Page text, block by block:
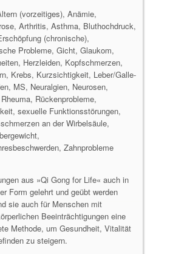
(vorzeitiges), Anämie,
Arthritis, Asthma, Bluthochdruck,
(chronische),
Probleme, Gicht, Glaukom,
Herzleiden, Kopfschmerzen,
Krebs, Kurzsichtigkeit, Leber/Galle-
MS, Neuralgien, Neurosen,
Rückenprobleme,
sexuelle Funktionsstörungen,
an der Wirbelsäule,
Zahnprobleme
aus »Qi Gong for Life« auch in
Form gelehrt und geübt werden
sie auch für Menschen mit
Beeinträchtigungen eine
Methode, um Gesundheit, Vitalität
zu steigern.